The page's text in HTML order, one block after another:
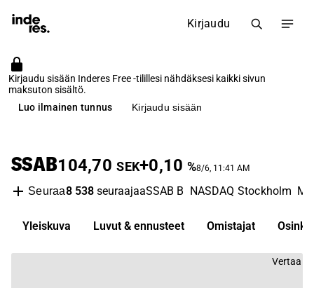
Kirjaudu
Kirjaudu sisään Inderes Free -tilillesi nähdäksesi kaikki sivun
maksuton sisältö.
Luo ilmainen tunnus
Kirjaudu sisään
SSAB104,70 SEK+0,10 %8/6, 11:41 AM
Seuraa8 538seuraajaaSSAB B NASDAQ Stockholm
Yleiskuva Luvut & ennusteet Omistajat Osinko
Vertaa